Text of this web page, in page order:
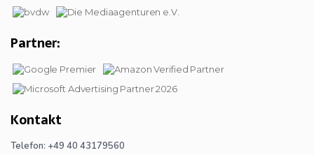
Partner:
Kontakt
Telefon: +49 40 43179560